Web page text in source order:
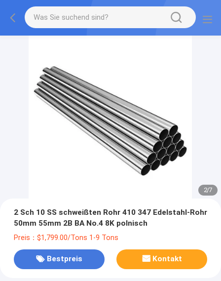
2/7
2 Sch 10 SS schweißten Rohr 410 347 Edelstahl-Rohr
50mm 55mm 2B BA No.4 8K polnisch
Preis：$1,799.00/Tons 1-9 Tons
Bestpreis Kontakt